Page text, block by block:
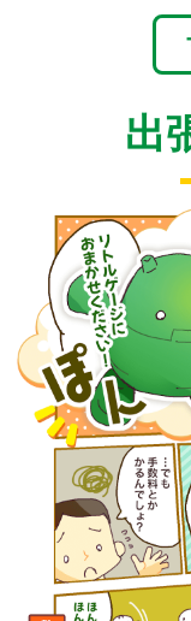
出